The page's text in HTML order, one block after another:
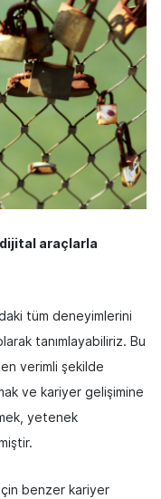
araçlarla
tüm deneyimlerini
tanımlayabiliriz. Bu
verimli şekilde
ve kariyer gelişimine
yetenek
benzer kariyer